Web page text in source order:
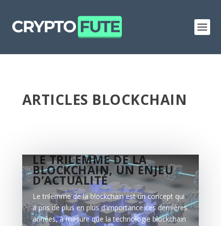
ARTICLES BLOCKCHAIN
LE TRILEMME DE LA
BLOCKCHAIN, UN ENJEU
D’ACTUALITÉ
Le trilemme de la blockchain est un concept qui
a pris de plus en plus d'importance ces dernières
années, à mesure que la technologie blockchain